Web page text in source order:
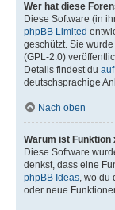
Wer hat diese
Diese Software (in
phpBB Limited
geschützt. Sie
(GPL-2.0)
Details findest du
deutschsprachige
Nach oben
Warum ist Funktion
Diese Software
denkst, dass eine
phpBB Ideas, wo du
oder neue